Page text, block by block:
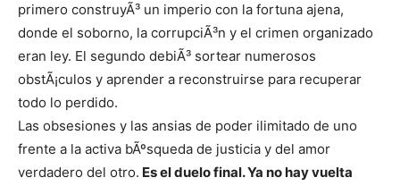
primero construyÃ³ un imperio con la fortuna ajena,
donde el soborno, la corrupciÃ³n y el crimen organizado
eran ley. El segundo debiÃ³ sortear numerosos
obstÃ¡culos y aprender a reconstruirse para recuperar
todo lo perdido.
Las obsesiones y las ansias de poder ilimitado de uno
frente a la activa bÃºsqueda de justicia y del amor
verdadero del otro. Es el duelo final. Ya no hay vuelta